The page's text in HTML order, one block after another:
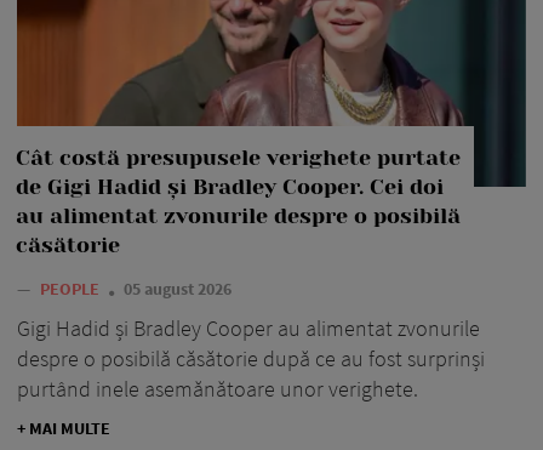
Cât costă presupusele verighete purtate
de Gigi Hadid și Bradley Cooper. Cei doi
au alimentat zvonurile despre o posibilă
căsătorie
— PEOPLE 05 august 2026
Gigi Hadid și Bradley Cooper au alimentat zvonurile
despre o posibilă căsătorie după ce au fost surprinși
purtând inele asemănătoare unor verighete.
+ MAI MULTE